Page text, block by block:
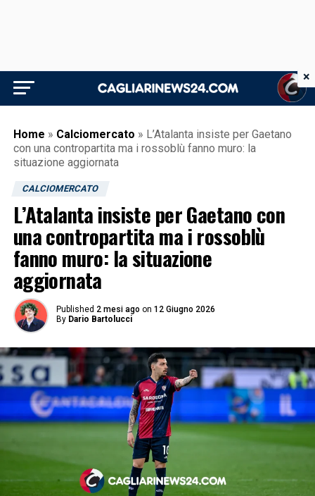
Home » Calciomercato » L’Atalanta insiste per Gaetano
con una contropartita ma i rossoblù fanno muro: la
situazione aggiornata
CALCIOMERCATO
L’Atalanta insiste per Gaetano con
una contropartita ma i rossoblù
fanno muro: la situazione
aggiornata
Published 2 mesi ago on 12 Giugno 2026
By Dario Bartolucci
×